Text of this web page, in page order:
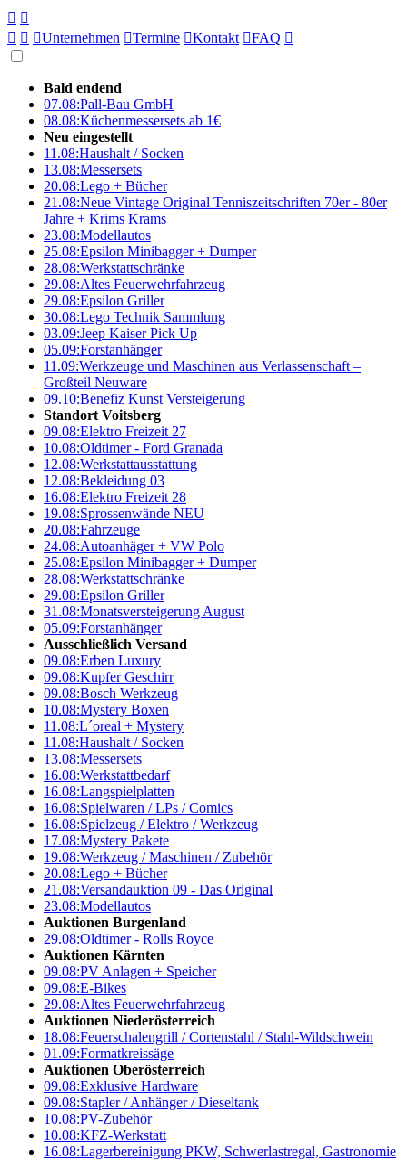
 
  Unternehmen Termine Kontakt FAQ 
Bald endend
07.08:Pall-Bau GmbH
08.08:Küchenmessersets ab 1€
Neu eingestellt
11.08:Haushalt / Socken
13.08:Messersets
20.08:Lego + Bücher
21.08:Neue Vintage Original Tenniszeitschriften 70er - 80er
Jahre + Krims Krams
23.08:Modellautos
25.08:Epsilon Minibagger + Dumper
28.08:Werkstattschränke
29.08:Altes Feuerwehrfahrzeug
29.08:Epsilon Griller
30.08:Lego Technik Sammlung
03.09:Jeep Kaiser Pick Up
05.09:Forstanhänger
11.09:Werkzeuge und Maschinen aus Verlassenschaft –
Großteil Neuware
09.10:Benefiz Kunst Versteigerung
Standort Voitsberg
09.08:Elektro Freizeit 27
10.08:Oldtimer - Ford Granada
12.08:Werkstattausstattung
12.08:Bekleidung 03
16.08:Elektro Freizeit 28
19.08:Sprossenwände NEU
20.08:Fahrzeuge
24.08:Autoanhäger + VW Polo
25.08:Epsilon Minibagger + Dumper
28.08:Werkstattschränke
29.08:Epsilon Griller
31.08:Monatsversteigerung August
05.09:Forstanhänger
Ausschließlich Versand
09.08:Erben Luxury
09.08:Kupfer Geschirr
09.08:Bosch Werkzeug
10.08:Mystery Boxen
11.08:L´oreal + Mystery
11.08:Haushalt / Socken
13.08:Messersets
16.08:Werkstattbedarf
16.08:Langspielplatten
16.08:Spielwaren / LPs / Comics
16.08:Spielzeug / Elektro / Werkzeug
17.08:Mystery Pakete
19.08:Werkzeug / Maschinen / Zubehör
20.08:Lego + Bücher
21.08:Versandauktion 09 - Das Original
23.08:Modellautos
Auktionen Burgenland
29.08:Oldtimer - Rolls Royce
Auktionen Kärnten
09.08:PV Anlagen + Speicher
09.08:E-Bikes
29.08:Altes Feuerwehrfahrzeug
Auktionen Niederösterreich
18.08:Feuerschalengrill / Cortenstahl / Stahl-Wildschwein
01.09:Formatkreissäge
Auktionen Oberösterreich
09.08:Exklusive Hardware
09.08:Stapler / Anhänger / Dieseltank
10.08:PV-Zubehör
10.08:KFZ-Werkstatt
16.08:Lagerbereinigung PKW, Schwerlastregal, Gastronomie